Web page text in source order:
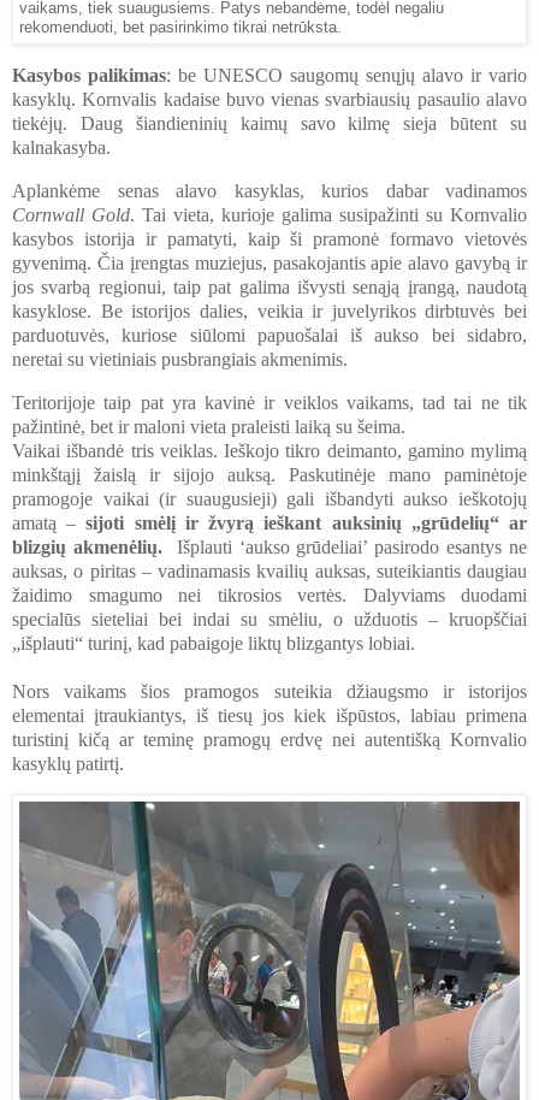
vaikams, tiek suaugusiems. Patys nebandėme, todėl negaliu
rekomenduoti, bet pasirinkimo tikrai netrūksta.
Kasybos palikimas: be UNESCO saugomų senųjų alavo ir vario
kasyklų. Kornvalis kadaise buvo vienas svarbiausių pasaulio alavo
tiekėjų. Daug šiandieninių kaimų savo kilmę sieja būtent su
kalnakasyba.
Aplankėme senas alavo kasyklas, kurios dabar vadinamos
Cornwall Gold. Tai vieta, kurioje galima susipažinti su Kornvalio
kasybos istorija ir pamatyti, kaip ši pramonė formavo vietovės
gyvenimą. Čia įrengtas muziejus, pasakojantis apie alavo gavybą ir
jos svarbą regionui, taip pat galima išvysti senąją įrangą, naudotą
kasyklose. Be istorijos dalies, veikia ir juvelyrikos dirbtuvės bei
parduotuvės, kuriose siūlomi papuošalai iš aukso bei sidabro,
neretai su vietiniais pusbrangiais akmenimis.
Teritorijoje taip pat yra kavinė ir veiklos vaikams, tad tai ne tik
pažintinė, bet ir maloni vieta praleisti laiką su šeima.
Vaikai išbandė tris veiklas. Ieškojo tikro deimanto, gamino mylimą
minkštąjį žaislą ir sijojo auksą. Paskutinėje mano paminėtoje
pramogoje vaikai (ir suaugusieji) gali išbandyti aukso ieškotojų
amatą –sijoti smėlį ir žvyrą ieškant auksinių „grūdelių“ ar
blizgių akmenėlių. Išplauti ‘aukso grūdeliai’ pasirodo esantys ne
auksas, o piritas – vadinamasis kvailių auksas, suteikiantis daugiau
žaidimo smagumo nei tikrosios vertės. Dalyviams duodami
specialūs sieteliai bei indai su smėliu, o užduotis – kruopščiai
„išplauti“ turinį, kad pabaigoje liktų blizgantys lobiai.
Nors vaikams šios pramogos suteikia džiaugsmo ir istorijos
elementai įtraukiantys, iš tiesų jos kiek išpūstos, labiau primena
turistinį kičą ar teminę pramogų erdvę nei autentišką Kornvalio
kasyklų patirtį.